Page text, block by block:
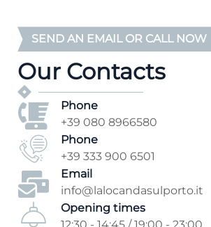
SEND AN EMAIL OR CALL NOW
Our Contacts
Phone
+39 080 8966580
Phone
+39 333 900 6501
Email
info@lalocandasulporto.it
Opening times